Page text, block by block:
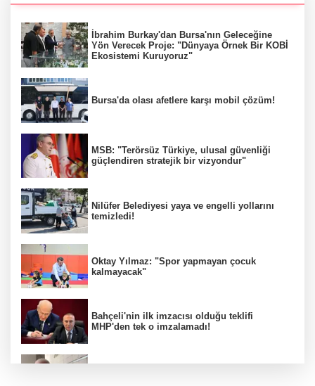
İbrahim Burkay'dan Bursa'nın Geleceğine
Yön Verecek Proje: "Dünyaya Örnek Bir KOBİ
Ekosistemi Kuruyoruz"
Bursa'da olası afetlere karşı mobil çözüm!
MSB: "Terörsüz Türkiye, ulusal güvenliği
güçlendiren stratejik bir vizyondur"
Nilüfer Belediyesi yaya ve engelli yollarını
temizledi!
Oktay Yılmaz: "Spor yapmayan çocuk
kalmayacak"
Bahçeli'nin ilk imzacısı olduğu teklifi
MHP'den tek o imzalamadı!